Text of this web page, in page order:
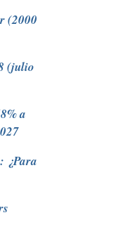
(2000
(julio
a
¿Para